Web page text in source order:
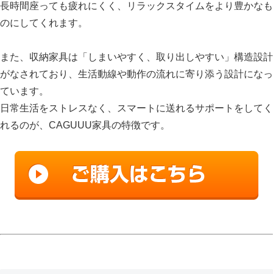
長時間座っても疲れにくく、リラックスタイムをより豊かなも
のにしてくれます。
また、収納家具は「しまいやすく、取り出しやすい」構造設計
がなされており、生活動線や動作の流れに寄り添う設計になっ
ています。
日常生活をストレスなく、スマートに送れるサポートをしてく
れるのが、CAGUUU家具の特徴です。